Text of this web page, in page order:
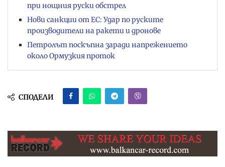
при нощния руски обстрел
Нови санкции от ЕС: Удар по руските
производители на ракети и дронове
Петролът поскъпна заради напрежението
около Ормузкия проток
СПОДЕЛИ